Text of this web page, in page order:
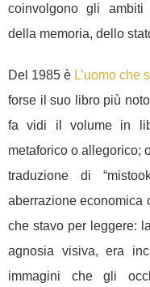
coinvolgono gli ambiti
della memoria, dello
Del 1985 è L’uomo che
forse il suo libro più
fa vidi il volume in
metaforico o allegorico;
traduzione di
aberrazione economica
che stavo per leggere:
agnosia visiva, era
immagini che gli